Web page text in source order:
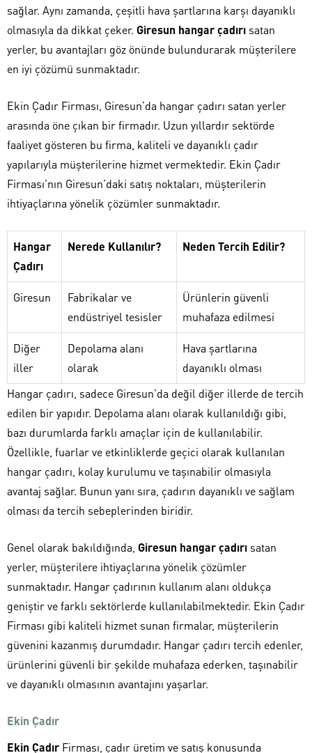
sağlar. Aynı zamanda, çeşitli hava şartlarına karşı dayanıklı
olmasıyla da dikkat çeker. Giresun hangar çadırı satan
yerler, bu avantajları göz önünde bulundurarak müşterilere
en iyi çözümü sunmaktadır.
Ekin Çadır Firması, Giresun’da hangar çadırı satan yerler
arasında öne çıkan bir firmadır. Uzun yıllardır sektörde
faaliyet gösteren bu firma, kaliteli ve dayanıklı çadır
yapılarıyla müşterilerine hizmet vermektedir. Ekin Çadır
Firması’nın Giresun’daki satış noktaları, müşterilerin
ihtiyaçlarına yönelik çözümler sunmaktadır.
Hangar
Çadırı
Nerede Kullanılır? Neden Tercih Edilir?
Giresun
Fabrikalar ve
endüstriyel tesisler
Ürünlerin güvenli
muhafaza edilmesi
Diğer
iller
Depolama alanı
olarak
Hava şartlarına
dayanıklı olması
Hangar çadırı, sadece Giresun’da değil diğer illerde de tercih
edilen bir yapıdır. Depolama alanı olarak kullanıldığı gibi,
bazı durumlarda farklı amaçlar için de kullanılabilir.
Özellikle, fuarlar ve etkinliklerde geçici olarak kullanılan
hangar çadırı, kolay kurulumu ve taşınabilir olmasıyla
avantaj sağlar. Bunun yanı sıra, çadırın dayanıklı ve sağlam
olması da tercih sebeplerinden biridir.
Genel olarak bakıldığında, Giresun hangar çadırı satan
yerler, müşterilere ihtiyaçlarına yönelik çözümler
sunmaktadır. Hangar çadırının kullanım alanı oldukça
geniştir ve farklı sektörlerde kullanılabilmektedir. Ekin Çadır
Firması gibi kaliteli hizmet sunan firmalar, müşterilerin
güvenini kazanmış durumdadır. Hangar çadırı tercih edenler,
ürünlerini güvenli bir şekilde muhafaza ederken, taşınabilir
ve dayanıklı olmasının avantajını yaşarlar.
Ekin Çadır
Ekin Çadır Firması, çadır üretim ve satış konusunda